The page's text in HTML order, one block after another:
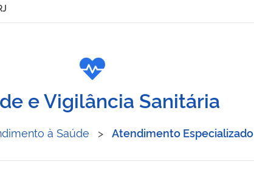
e Vigilância Sanitária
à Saúde > Atendimento Especializado